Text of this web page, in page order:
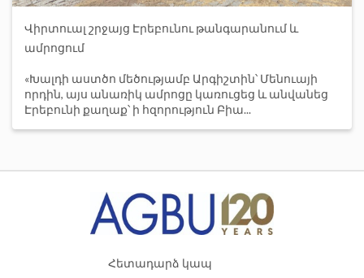
Վիրտուալ շրջայց Էրեբունու թանգարանում և
ամրոցում
«Խալդի աստծո մեծությամբ Արգիշտին՝ Մենուայի
որդին, այս անառիկ ամրոցը կառուցեց և անվանեց
Էրեբունի քաղաք՝ ի հզորություն Բիա...
Հետադարձ կապ